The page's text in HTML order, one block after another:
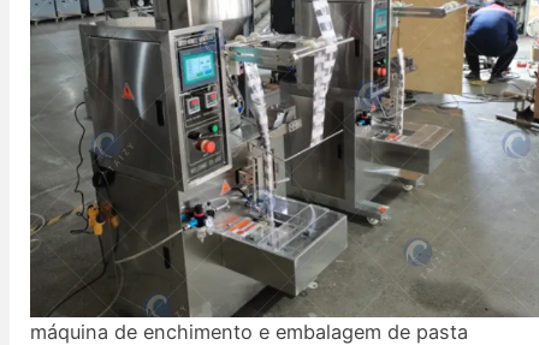
máquina de enchimento e embalagem de pasta